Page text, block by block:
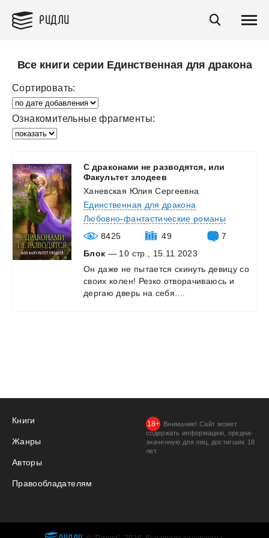
РИДЛИ
Все книги серии Единственная для дракона
Сортировать:
Ознакомительные фрагменты:
С драконами не разводятся, или
Факультет злодеев
Ханевская Юлия Сергеевна
Единственная для дракона
Любовно-фантастические романы
8425
49
7
Блок — 10 стр., 15.11.2023
Он даже не пытается скинуть девицу со
своих колен! Резко отворачиваюсь и
дергаю дверь на себя....
Книги
Жанры
Авторы
Правообладателям
Внимание! Сайт может
содержать информацию, предна­
значенную для лиц, дости­гших 18
лет.